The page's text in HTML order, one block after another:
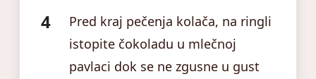
Pred kraj pečenja kolača, na ringli
istopite čokoladu u mlečnoj
pavlaci dok se ne zgusne u gust